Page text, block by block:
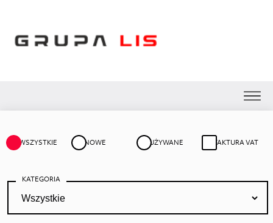
WSZYSTKIE NOWE UŻYWANE FAKTURA VAT
KATEGORIA